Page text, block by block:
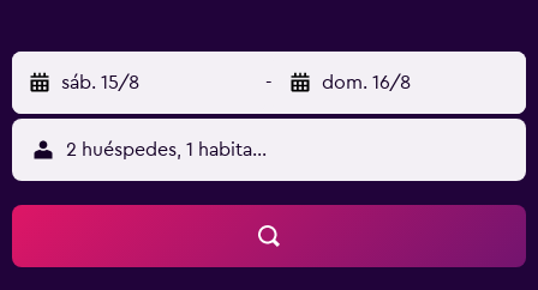
sáb. 15/8 - dom. 16/8
2 huéspedes, 1 habitación